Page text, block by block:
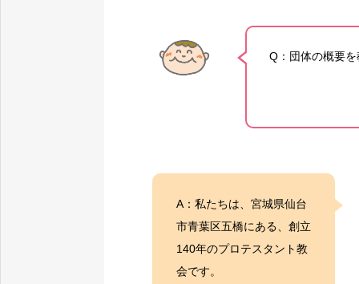
Q：団体の概要
A：私たちは、宮城県仙台
市青葉区五橋にある、創立
140年のプロテスタント教
会です。